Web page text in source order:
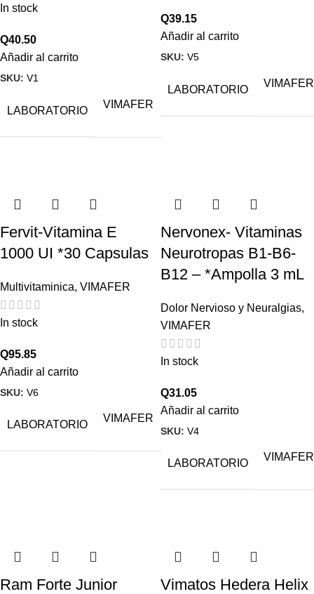
In stock
Q40.50
Añadir al carrito
SKU: V1
LABORATORIO
VIMAFER
Q39.15
Añadir al carrito
SKU: V5
LABORATORIO
VIMAFER
Fervit-Vitamina E
1000 UI *30 Capsulas
Multivitaminica, VIMAFER
In stock
Q95.85
Añadir al carrito
SKU: V6
LABORATORIO
VIMAFER
Nervonex- Vitaminas
Neurotropas B1-B6-
B12 – *Ampolla 3 mL
Dolor Nervioso y Neuralgias,
VIMAFER
In stock
Q31.05
Añadir al carrito
SKU: V4
LABORATORIO
VIMAFER
Ram Forte Junior
Vimatos Hedera Helix